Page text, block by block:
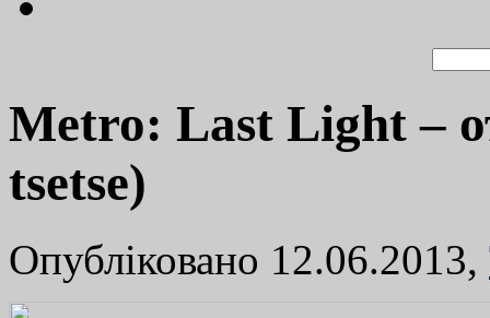
Metro: Last Light –
tsetse)
Опубліковано 12.06.2013,